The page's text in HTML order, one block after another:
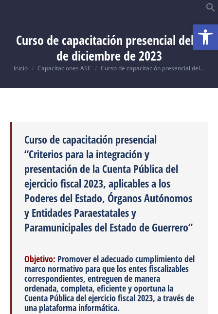
Curso de capacitación presencial del 4
de diciembre de 2023
Usted está aquí:
Inicio Capacitaciones ASE Curso de capacitación presencial del…
Curso de capacitación presencial
“Criterios para la integración y
presentación de la Cuenta Pública del
ejercicio fiscal 2023, aplicables a los
Poderes del Estado, Órganos Autónomos
y Entidades Paraestatales y
Paramunicipales del Estado de Guerrero”
Objetivo: Promover el adecuado cumplimiento del
marco normativo para que los entes fiscalizables
correspondientes, entreguen de manera
ordenada, completa, eficiente y oportuna la
Cuenta Pública del ejercicio fiscal 2023, a través de
una plataforma informática.